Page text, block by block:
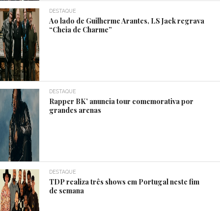
DESTAQUE
Ao lado de Guilherme Arantes, LS Jack regrava
“Cheia de Charme”
DESTAQUE
Rapper BK’ anuncia tour comemorativa por
grandes arenas
DESTAQUE
TDP realiza três shows em Portugal neste fim
de semana